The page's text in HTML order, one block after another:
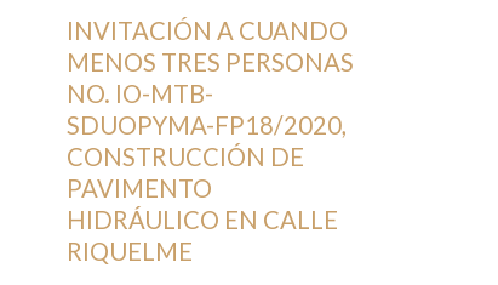
AGOSTO 4, 2020
INVITACIÓN A CUANDO
MENOS TRES PERSONAS
NO. IO-MTB-
SDUOPYMA-FP18/2020,
CONSTRUCCIÓN DE
PAVIMENTO
HIDRÁULICO EN CALLE
RIQUELME